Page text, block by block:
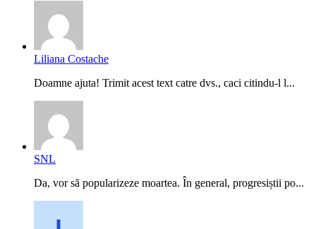
Liliana Costache
Doamne ajuta! Trimit acest text catre dvs., caci citindu-l l...
SNL
Da, vor să popularizeze moartea. În general, progresiștii po...